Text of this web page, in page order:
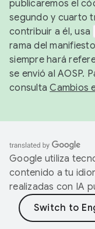
publicaremos el
segundo y cuarto
contribuir a él, usa
rama del manifiesto
siempre hará
se envió al AOSP.
consultaCambios
Google utiliza
contenido a tu
realizadas con IA